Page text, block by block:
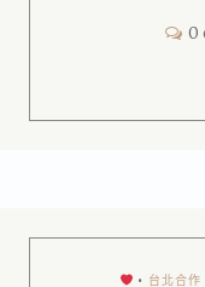
0
• 台北合作